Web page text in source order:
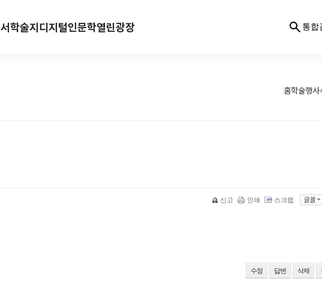
학술지디지털인문학열린광장 통합
홈학술행사
신고 인쇄 스크랩
수정 답변 삭제